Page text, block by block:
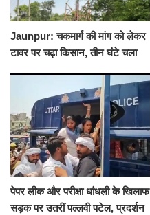
Jaunpur: चकमार्ग की मांग को लेकर
टावर पर चढ़ा किसान, तीन घंटे चला
पेपर लीक और परीक्षा धांधली के खिलाफ
सड़क पर उतरीं पल्लवी पटेल, प्रदर्शन